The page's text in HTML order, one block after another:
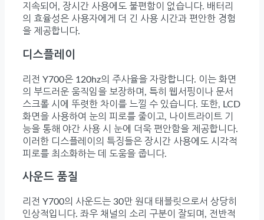
지속되어, 장시간 사용에도 불편함이 없습니다. 배터리
의 효율성은 사용자에게 더 긴 사용 시간과 편안한 경험
을 제공합니다.
디스플레이
리전 Y700은 120hz의 주사율을 자랑합니다. 이는 화면
의 부드러운 움직임을 보장하며, 특히 웹서핑이나 문서
스크롤 시에 뚜렷한 차이를 느낄 수 있습니다. 또한, LCD
화면을 사용하여 눈의 피로를 줄이고, 나이트라이트 기
능을 통해 야간 사용 시 눈에 더욱 편안함을 제공합니다.
이러한 디스플레이의 특징들은 장시간 사용에도 시각적
피로를 최소화하는 데 도움을 줍니다.
사운드 품질
리전 Y700의 사운드는 30만 원대 태블릿으로서 상당히
인상적입니다. 좌우 채널의 소리 구분이 잘되며, 전반적